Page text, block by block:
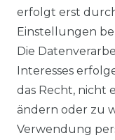
erfolgt erst
Einstellungen
Die
Interesses
das Recht, nicht
ändern oder zu
Verwendung